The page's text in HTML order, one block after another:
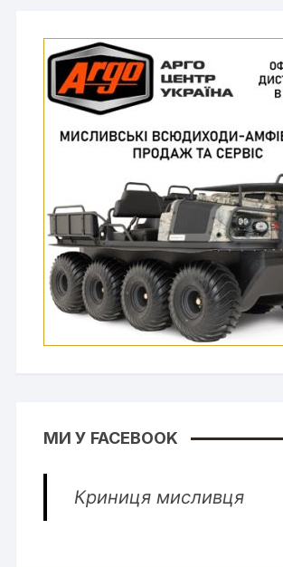
МИ У FACEBOOK
Криниця мисливця